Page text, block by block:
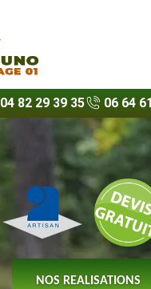
04 82 29 39 35 06 64
NOS REALISATIONS